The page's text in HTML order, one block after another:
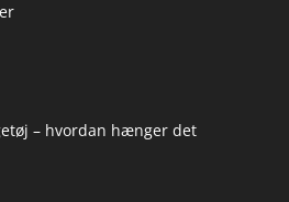
– hvordan hænger det